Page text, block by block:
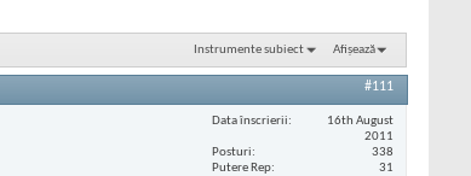
Instrumente subiect Afișează
#111
Data înscrierii
16th August
2011
Posturi
338
Putere Rep
31